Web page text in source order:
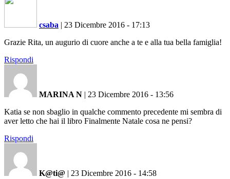
csaba | 23 Dicembre 2016 - 17:13
Grazie Rita, un augurio di cuore anche a te e alla tua bella famiglia!
Rispondi
MARINA N | 23 Dicembre 2016 - 13:56
Katia se non sbaglio in qualche commento precedente mi sembra di
aver letto che hai il libro Finalmente Natale cosa ne pensi?
Rispondi
K@ti@ | 23 Dicembre 2016 - 14:58